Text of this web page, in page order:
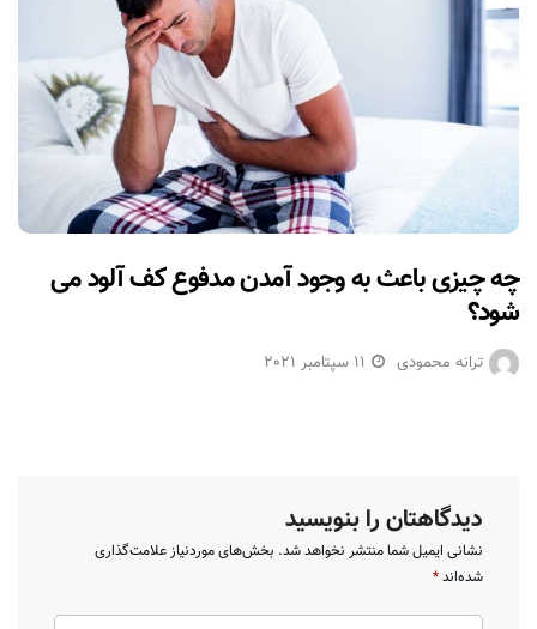
چه چیزی باعث به وجود آمدن مدفوع کف آلود می
شود؟
ترانه محمودی 11 سپتامبر 2021
دیدگاهتان را بنویسید
نشانی ایمیل شما منتشر نخواهد شد. بخش‌های موردنیاز علامت‌گذاری
شده‌اند*